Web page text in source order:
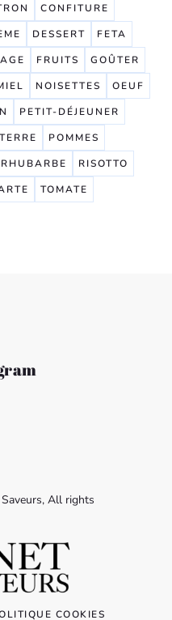
CONFITURE
DESSERT
FETA
FRUITS
GOÛTER
NOISETTES
OEUF
PETIT-DÉJEUNER
POMMES
RHUBARBE
RISOTTO
TOMATE
All rights
COOKIES